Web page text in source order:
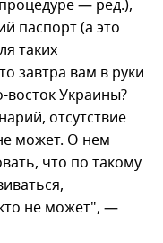
— ред.),
паспорт (а это
таких
завтра вам в руки
восток Украины?
отсутствие
может. О нем
что по такому
не может", —